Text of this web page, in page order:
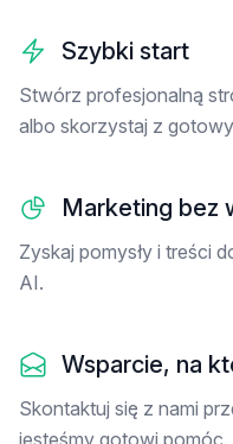
Szybki start
Stwórz profesjonalną
albo skorzystaj z
Marketing bez
Zyskaj pomysły i treści
AI.
Wsparcie, na
Skontaktuj się z nami
jesteśmy gotowi pomóc.